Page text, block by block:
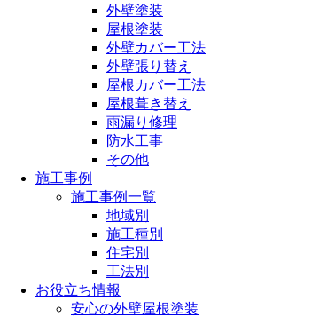
外壁塗装
屋根塗装
外壁カバー工法
外壁張り替え
屋根カバー工法
屋根葺き替え
雨漏り修理
防水工事
その他
施工事例
施工事例一覧
地域別
施工種別
住宅別
工法別
お役立ち情報
安心の外壁屋根塗装